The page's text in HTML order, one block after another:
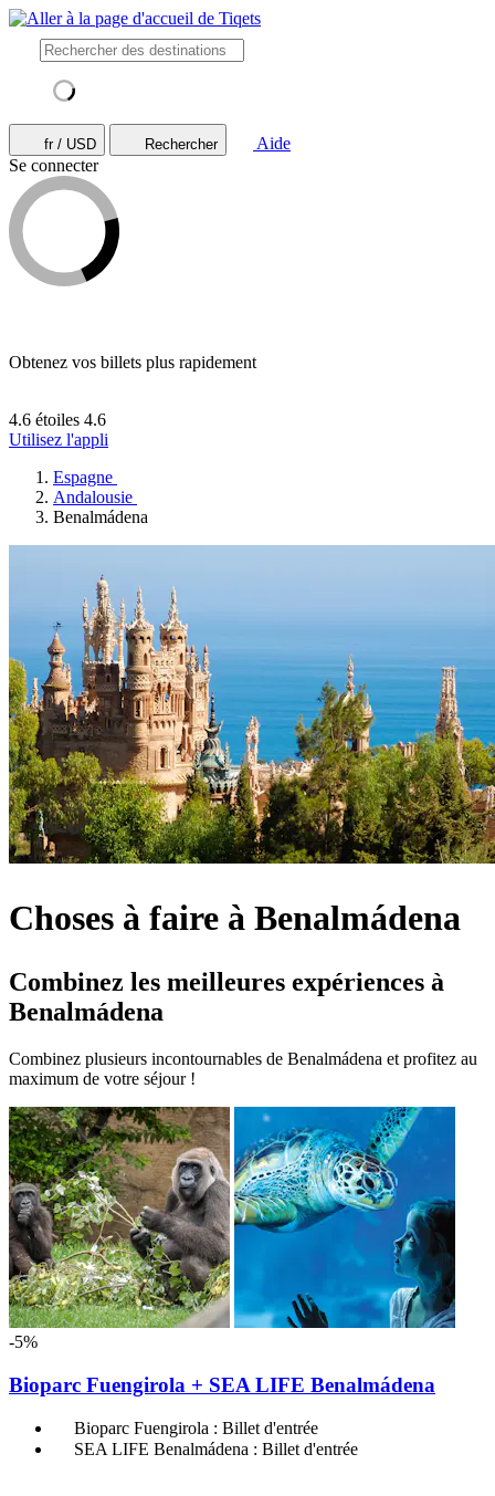
fr / USD Rechercher
Aide
Se connecter
Obtenez vos billets plus rapidement
4.6 étoiles 4.6
Utilisez l'appli
Espagne
Andalousie
Benalmádena
Choses à faire à Benalmádena
Combinez les meilleures expériences à
Benalmádena
Combinez plusieurs incontournables de Benalmádena et profitez au
maximum de votre séjour !
-5%
Bioparc Fuengirola + SEA LIFE Benalmádena
Bioparc Fuengirola : Billet d'entrée
SEA LIFE Benalmádena : Billet d'entrée